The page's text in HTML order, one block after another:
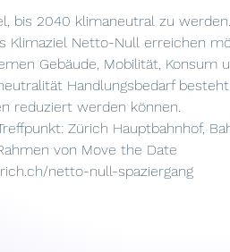
bis 2040 klimaneutral zu
Klimaziel Netto-Null erreichen
Gebäude, Mobilität, Konsum
Handlungsbedarf
reduziert werden können.
Zürich Hauptbahnhof,
von Move the Date
netto-null-spaziergang